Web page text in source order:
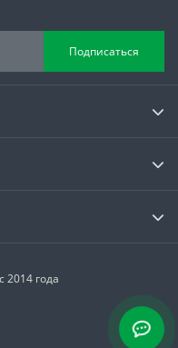
Подписаться
2014 года